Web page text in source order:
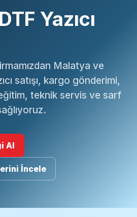
Yazıcı
Malatya ve
satışı, kargo gönderimi,
teknik servis ve sarf
Al
İncele